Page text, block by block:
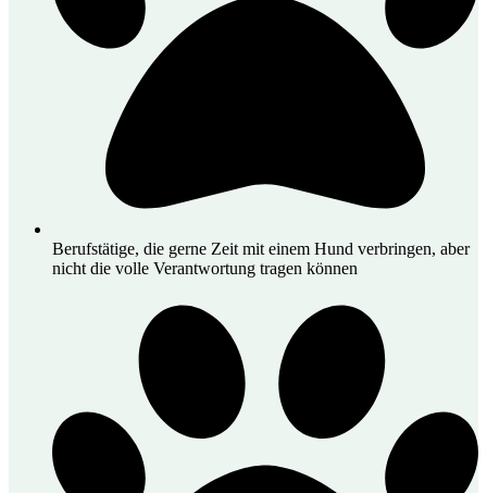
Berufstätige, die gerne Zeit mit einem Hund verbringen, aber
nicht die volle Verantwortung tragen können